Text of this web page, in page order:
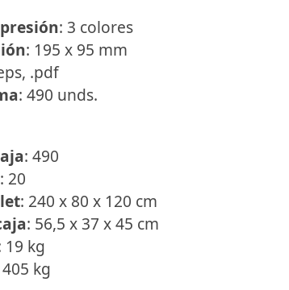
: 3 colores
: 195 x 95 mm
.pdf
: 490 unds.
: 490
: 20
: 240 x 80 x 120 cm
: 56,5 x 37 x 45 cm
19 kg
kg